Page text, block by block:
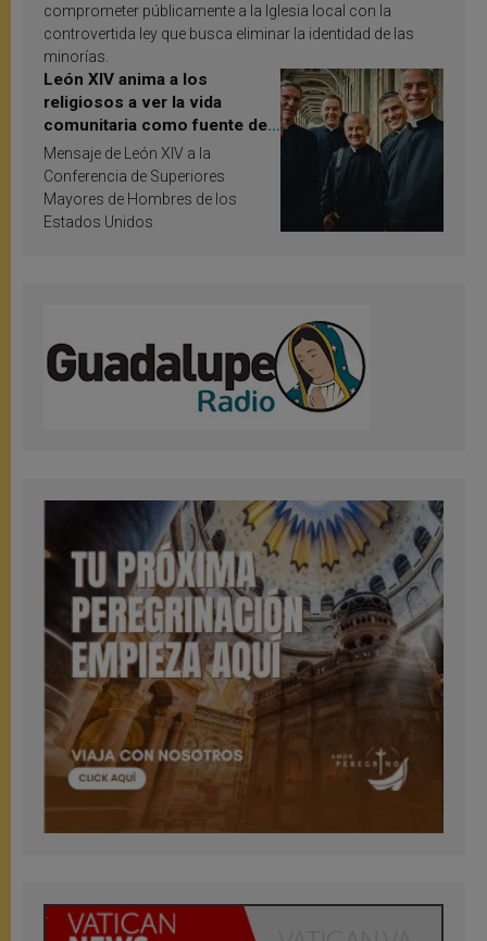
comprometer públicamente a la Iglesia local con la
controvertida ley que busca eliminar la identidad de las
minorías.
León XIV anima a los
religiosos a ver la vida
comunitaria como fuente de
inspiración y santificación
Mensaje de León XIV a la
Conferencia de Superiores
Mayores de Hombres de los
Estados Unidos